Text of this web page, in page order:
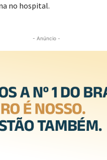
no hospital.
- Anúncio -